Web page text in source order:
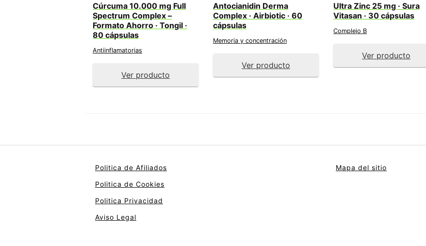
Cúrcuma 10.000 mg Full
Spectrum Complex –
Formato Ahorro · Tongil ·
80 cápsulas
Antiinflamatorias
Ver producto
Antocianidin Derma
Complex · Airbiotic · 60
cápsulas
Memoria y concentración
Ver producto
Ultra Zinc 25 mg · Sura
Vitasan · 30 cápsulas
Complejo B
Ver producto
Politica de Afiliados
Politica de Cookies
Politica Privacidad
Aviso Legal
Mapa del sitio